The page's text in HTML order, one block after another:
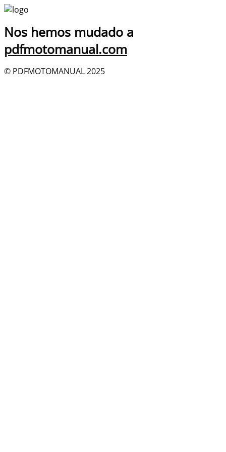
Nos hemos mudado a
pdfmotomanual.com
© PDFMOTOMANUAL 2025